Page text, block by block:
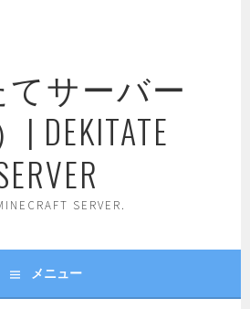
サーバー
| DEKITATE
SERVER.
メニュー